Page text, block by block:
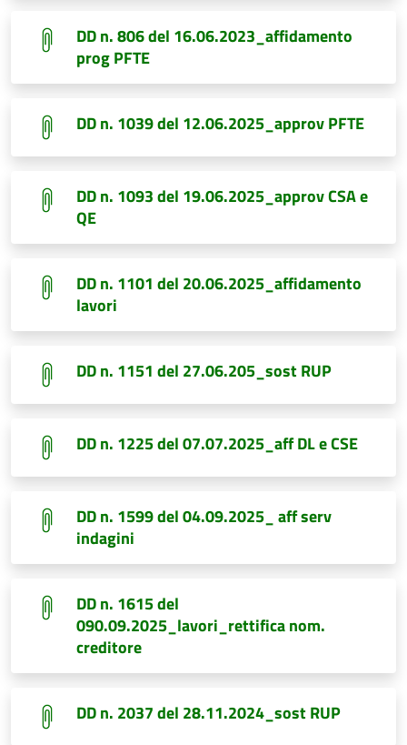
DD n. 806 del 16.06.2023_affidamento
prog PFTE
DD n. 1039 del 12.06.2025_approv PFTE
DD n. 1093 del 19.06.2025_approv CSA e
QE
DD n. 1101 del 20.06.2025_affidamento
lavori
DD n. 1151 del 27.06.205_sost RUP
DD n. 1225 del 07.07.2025_aff DL e CSE
DD n. 1599 del 04.09.2025_ aff serv
indagini
DD n. 1615 del
090.09.2025_lavori_rettifica nom.
creditore
DD n. 2037 del 28.11.2024_sost RUP